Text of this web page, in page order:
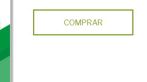
COMPRAR